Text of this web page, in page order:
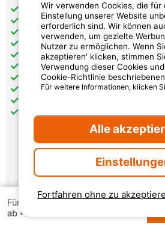
Für 1 Woche
ab 42 €
Gesamt-Wohnfläche (in m²): 24.200
Barrierefreier Zugang: nein
getrennte Schlafzimmer: 2
Küche: 1
Badezimmer: 1
WC: 1
Heizung
Fernseher
495 €
pro Woche
Verfügbarkeiten und
Fortfahren ohne zu
Wir verwenden Cookies, die für
Einstellung unserer Website
erforderlich sind. Wir können
verwenden, um gezielte
Nutzer zu ermöglichen. Wenn
akzeptieren' klicken, stimmen
Verwendung dieser Cookies
Cookie-Richtlinie
Für weitere Informationen, klicken
Alle